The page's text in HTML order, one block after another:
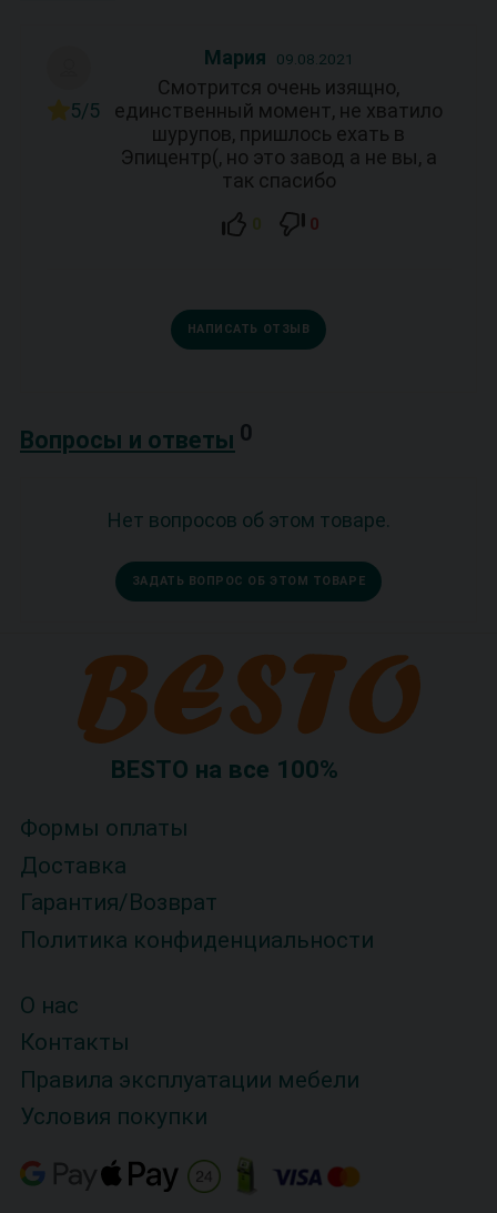
5/5
Мария 09.08.2021
Смотрится очень изящно,
единственный момент, не хватило
шурупов, пришлось ехать в
Эпицентр(, но это завод а не вы, а
так спасибо
0 0
НАПИСАТЬ ОТЗЫВ
Вопросы и ответы 0
Нет вопросов об этом товаре.
ЗАДАТЬ ВОПРОС ОБ ЭТОМ ТОВАРЕ
BESTO на все 100%
Формы оплаты
Доставка
Гарантия/Возврат
Политика конфиденциальности
О нас
Контакты
Правила эксплуатации мебели
Условия покупки